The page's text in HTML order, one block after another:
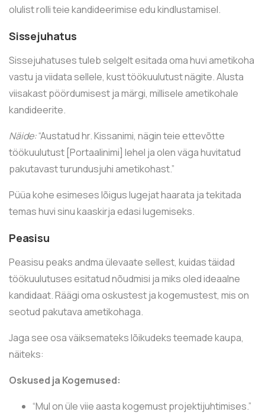
olulist rolli teie kandideerimise edu kindlustamisel.
Sissejuhatus
Sissejuhatuses tuleb selgelt esitada oma huvi ametikoha
vastu ja viidata sellele, kust töökuulutust nägite. Alusta
viisakast pöördumisest ja märgi, millisele ametikohale
kandideerite.
Näide:“Austatud hr. Kissanimi, nägin teie ettevõtte
töökuulutust [Portaalinimi] lehel ja olen väga huvitatud
pakutavast turundusjuhi ametikohast.”
Püüa kohe esimeses lõigus lugejat haarata ja tekitada
temas huvi sinu kaaskirja edasi lugemiseks.
Peasisu
Peasisu peaks andma ülevaate sellest, kuidas täidad
töökuulutuses esitatud nõudmisi ja miks oled ideaalne
kandidaat. Räägi oma oskustest ja kogemustest, mis on
seotud pakutava ametikohaga.
Jaga see osa väiksemateks lõikudeks teemade kaupa,
näiteks:
Oskused ja Kogemused:
“Mul on üle viie aasta kogemust projektijuhtimises.”